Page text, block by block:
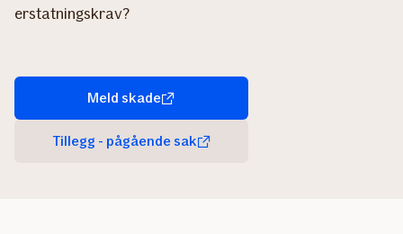
erstatningskrav?
Meld skade
Tillegg - pågående sak